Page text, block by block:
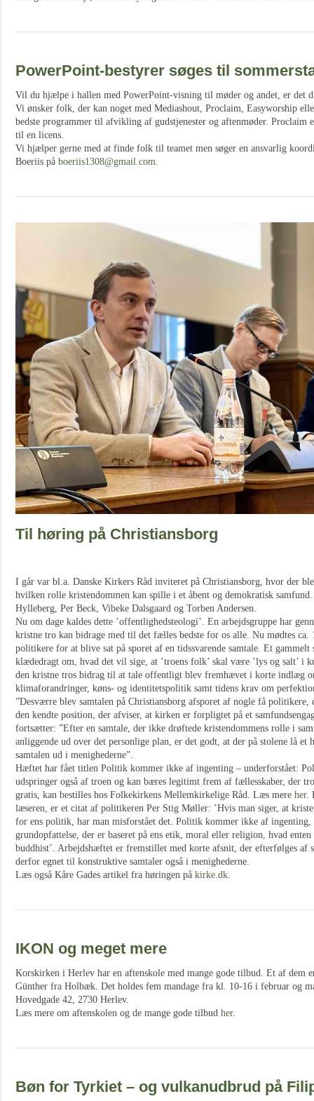
PowerPoint-bestyrer søges til
Vil du hjælpe i hallen med PowerPoint-visning til møder og andet, er det
Vi ønsker folk, der kan noget med Mediashout, Proclaim, Easyworship
bedste programmer til afvikling af gudstjenester og aftenmøder. Proclaim
til en licens.
Vi hjælper gerne med at finde folk til teamet men søger en ansvarlig
Boeriis på boeriis1308@gmail.com.
Til høring på Christiansborg
I går var bl.a. Danske Kirkers Råd inviteret på Christiansborg, hvor der
hvilken rolle kristendommen kan spille i et åbent og demokratisk
Hylleberg, Per Beck, Vibeke Dalsgaard og Torben Andersen.
Nu om dage kaldes dette ’offentlighedsteologi’. En arbejdsgruppe har
kristne tro kan bidrage med til det fælles bedste for os alle. Nu mødtes
politikere for at blive sat på sporet af en tidssvarende samtale. Et
klædedragt om, hvad det vil sige, at ’troens folk’ skal være ’lys og salt’ i
den kristne tros bidrag til at tale offentligt blev fremhævet i korte indlæg
klimaforandringer, køns- og identitetspolitik samt tidens krav om
”Desværre blev samtalen på Christiansborg afsporet af nogle få
den kendte position, der afviser, at kirken er forpligtet på et
fortsætter: ”Efter en samtale, der ikke drøftede kristendommens rolle i
anliggende ud over det personlige plan, er det godt, at der på stolene lå
samtalen ud i menighederne”.
Hæftet har fået titlen Politik kommer ikke af ingenting – underforstået:
udspringer også af troen og kan bæres legitimt frem af fællesskaber, der
gratis, kan bestilles hos Folkekirkens Mellemkirkelige Råd. Læs mere her.
læseren, er et citat af politikeren Per Stig Møller: ’Hvis man siger, at
for ens politik, har man misforstået det. Politik kommer ikke af ingenting,
grundopfattelse, der er baseret på ens etik, moral eller religion, hvad
buddhist’. Arbejdshæftet er fremstillet med korte afsnit, der efterfølges af
derfor egnet til konstruktive samtaler også i menighederne.
Læs også Kåre Gades artikel fra høringen på kirke.dk.
IKON og meget mere
Korskirken i Herlev har en aftenskole med mange gode tilbud. Et af dem
Günther fra Holbæk. Det holdes fem mandage fra kl. 10-16 i februar og
Hovedgade 42, 2730 Herlev.
Læs mere om aftenskolen og de mange gode tilbud her.
Bøn for Tyrkiet – og vulkanudbrud på